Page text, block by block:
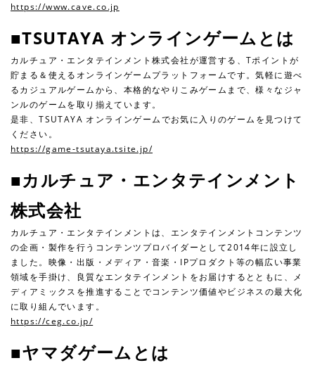
https://www.cave.co.jp
■TSUTAYA オンラインゲームとは
カルチュア・エンタテインメント株式会社が運営する、Tポイントが
貯まる＆使えるオンラインゲームプラットフォームです。気軽に遊べ
るカジュアルゲームから、本格的なやりこみゲームまで、様々なジャ
ンルのゲームを取り揃えています。
是非、TSUTAYA オンラインゲームでお気に入りのゲームを見つけて
ください。
https://game-tsutaya.tsite.jp/
■カルチュア・エンタテインメント
株式会社
カルチュア・エンタテインメントは、エンタテインメントコンテンツ
の企画・製作を行うコンテンツプロバイダーとして2014年に設立し
ました。映像・出版・メディア・音楽・IPプロダクト等の幅広い事業
領域を手掛け、良質なエンタテインメントをお届けするとともに、メ
ディアミックスを推進することでコンテンツ価値やビジネスの最大化
に取り組んでいます。
https://ceg.co.jp/
■ヤマダゲームとは